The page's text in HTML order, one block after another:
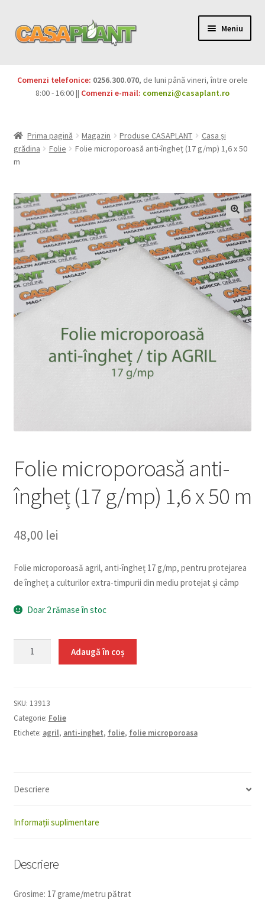
Meniu
Pesticide
Semințe
Produse BIO
Igienă publică
Casa și grădina
Extinde
meniul
copil
Sere și solarii
Extinde
meniul
copil
Comenzi telefonice: 0256.300.070, de luni până vineri, între orele
8:00 - 16:00 || Comenzi e-mail: comenzi@casaplant.ro
Prima pagină Magazin Produse CASAPLANT
Casa și
grădina
Folie
Folie microporoasă anti-îngheț (17 g/mp) 1,6 x 50
m
Folie microporoasă anti-
îngheț (17 g/mp) 1,6 x 50 m
48,00 lei
Folie microporoasă agril, anti-îngheț 17 g/mp, pentru protejarea
de îngheț a culturilor extra-timpurii din mediu protejat și câmp
Doar 2 rămase în stoc
Cantitate
îngheț
(17
g/mp)
m
Adaugă în coș
SKU: 13913
Categorie: Folie
Etichete: agril, anti-inghet, folie, folie microporoasa
Descriere
Informații suplimentare
Descriere
Grosime: 17 grame/metru pătrat